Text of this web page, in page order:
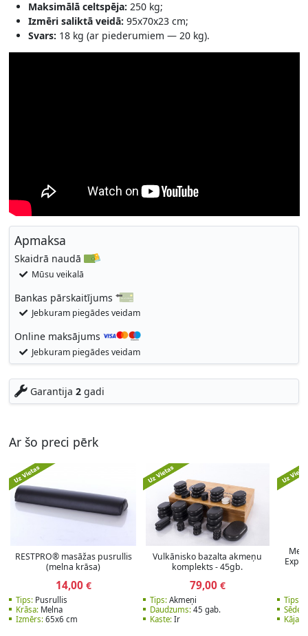
Maksimālā celtspēja: 250 kg;
Izmēri saliktā veidā: 95x70x23 cm;
Svars: 18 kg (ar piederumiem — 20 kg).
Apmaksa
Skaidrā naudā
Mūsu veikalā
Bankas pārskaitījums
Jebkuram piegādes veidam
Online maksājums
Jebkuram piegādes veidam
Garantija 2gadi
Ar šo preci pērk
RESTPRO® masāžas pusrullis
(melna krāsa)
14,00€
Tips:Pusrullis
Krāsa:Melna
Izmērs:65x6 cm
Vulkānisko bazalta akmeņu
komplekts - 45gb.
79,00€
Tips:Akmeņi
Daudzums:45 gab.
Kaste:Ir
Tips:
Kāja: